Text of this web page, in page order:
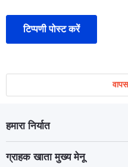
टिप्पणी पोस्ट करें
हमारा निर्यात
ग्राहक खाता मुख्य मेनू